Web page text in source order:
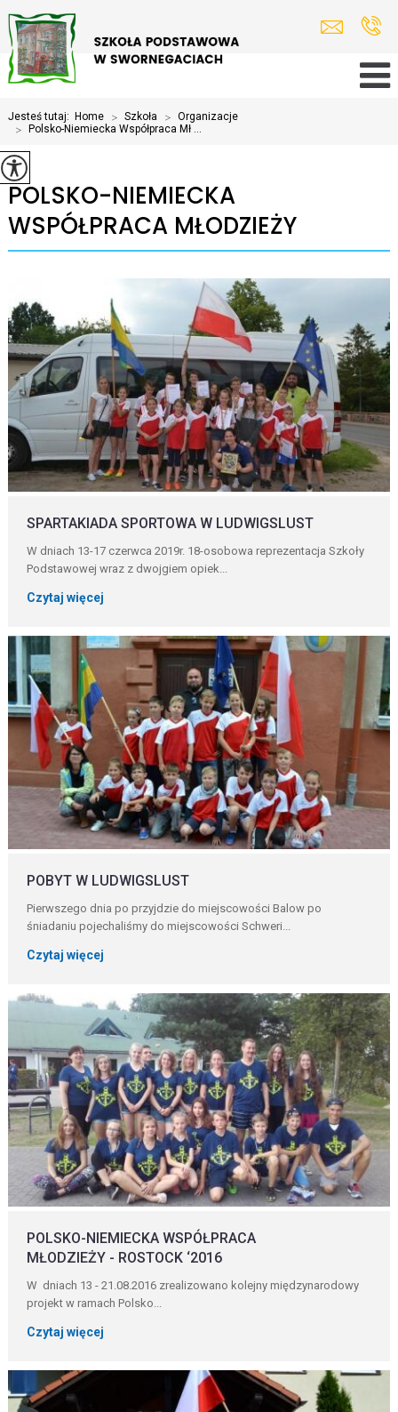
Jesteś tutaj: Home > Szkoła > Organizacje
> Polsko-Niemiecka Współpraca Mł ...
POLSKO-NIEMIECKA
WSPÓŁPRACA MŁODZIEŻY
SPARTAKIADA SPORTOWA W LUDWIGSLUST
W dniach 13-17 czerwca 2019r. 18-osobowa reprezentacja Szkoły
Podstawowej wraz z dwojgiem opiek...
Czytaj więcej
POBYT W LUDWIGSLUST
Pierwszego dnia po przyjdzie do miejscowości Balow po
śniadaniu pojechaliśmy do miejscowości Schweri...
Czytaj więcej
POLSKO-NIEMIECKA WSPÓŁPRACA
MŁODZIEŻY - ROSTOCK ‘2016
W dniach 13 - 21.08.2016 zrealizowano kolejny międzynarodowy
projekt w ramach Polsko...
Czytaj więcej